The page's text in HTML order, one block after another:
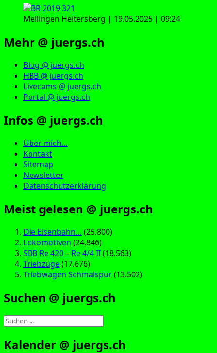
Mellingen Heitersberg | 19.05.2025 | 09:24
Mehr @ juergs.ch
Blog @ juergs.ch
HBB @ juergs.ch
Livecams @ juergs.ch
Portal @ juergs.ch
Infos @ juergs.ch
Über mich…
Kontakt
Sitemap
Newsletter
Datenschutzerklärung
Meist gelesen @ juergs.ch
Die Eisenbahn… (25.800)
Lokomotiven (24.846)
SBB Re 420 – Re 4/4 II(18.563)
Triebzüge(17.676)
Triebwagen Schmalspur(13.502)
Suchen @ juergs.ch
Suchen
nach:
Kalender @ juergs.ch